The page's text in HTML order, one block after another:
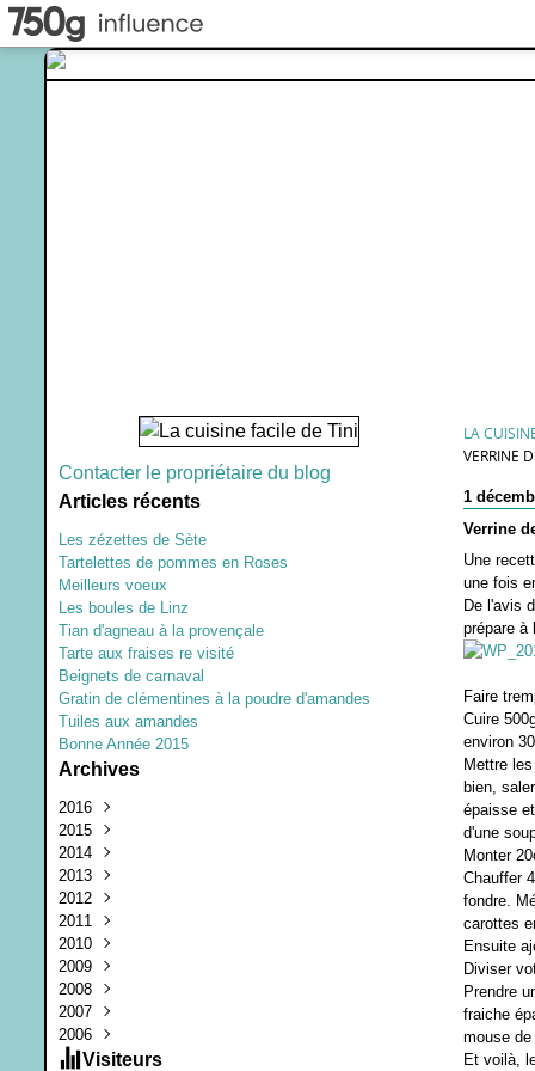
Contacter le propriétaire du blog
Articles récents
Les zézettes de Sète
Tartelettes de pommes en Roses
Meilleurs voeux
Les boules de Linz
Tian d'agneau à la provençale
Tarte aux fraises re visité
Beignets de carnaval
Gratin de clémentines à la poudre d'amandes
Tuiles aux amandes
Bonne Année 2015
Archives
2016
Juillet
Mars
Janvier
2015
Décembre
Septembre
Juin
Février
Janvier
2014
Décembre
Octobre
Février
2013
Août
Juin
Mars
Février
Janvier
2012
Décembre
Novembre
Août
Juillet
Juin
Mai(2)
Avril(4)
2011
Août
Juillet
2010
Juillet
Juin
Mai(1)
Avril
Mars(2)
2009
Décembre
Octobre
Septembre
Août(5)
2008
Décembre
Novembre
Octobre(7)
2007
Décembre
Novembre(12)
2006
Décembre(3)
Visiteurs
LA
VERRINE
1
Verrine
Une
une fois
De l'avis
prépare à
Faire
Cuire
environ
Mettre
bien,
épaisse
d'une
Monter
Chauffer
fondre.
carottes
Ensuite
Diviser
Prendre
fraiche
mouse
Et voilà,